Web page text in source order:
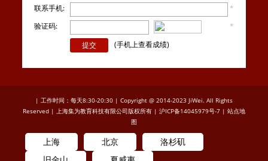
联系手机:
*
验证码:
清楚？
*
(手机上查看成绩)
| 工作时间：每天8:30-20:30 | Copyright @ 2014-2023 JiWei. All Rights
Reserved | 上海集为教育科技有限公司版权所有 | 沪ICP备14045979号-7 | 站点地
图
上海 北京
洛杉矶